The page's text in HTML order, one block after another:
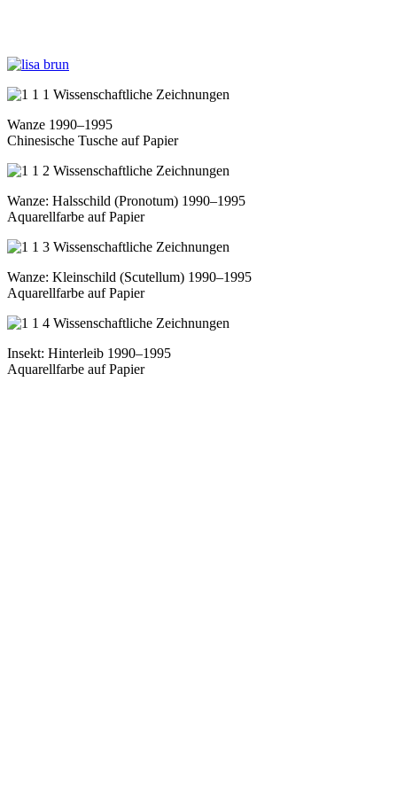
Wanze 1990–1995
Chinesische Tusche auf Papier
Wanze: Halsschild (Pronotum) 1990–1995
Aquarellfarbe auf Papier
Wanze: Kleinschild (Scutellum) 1990–1995
Aquarellfarbe auf Papier
Insekt: Hinterleib 1990–1995
Aquarellfarbe auf Papier